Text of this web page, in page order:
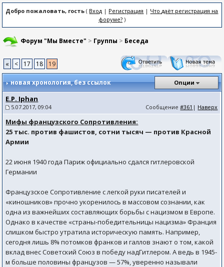
Добро пожаловать, гость ( Вход | Регистрация | Что даёт регистрация на
форуме?)
Форум "Мы Вместе" > Группы > Беседа
« < 17 18 19
новая хронология, без ссылок Опции
E.P. Iphan
5.07.2017, 09:04 Сообщение#361 | Наверх
Мифы французского Сопротивления:
25 тыс. против фашистов, сотни тысяч — против Красной
Армии
22 июня 1940 года Париж официально сдался гитлеровской
Германии
Французское Сопротивление с легкой руки писателей и
«киношников» прочно укоренилось в массовом сознании, как
одна из важнейших составляющих борьбы с нацизмом в Европе.
Однако в качестве «страны-победительницы нацизма» Франция
слишком быстро утратила историческую память. Например,
сегодня лишь 8% потомков франков и галлов знают о том, какой
вклад внес Советский Союз в победу надГитлером. А ведь в 1945-
м больше половины французов — 57%, уверенно называли